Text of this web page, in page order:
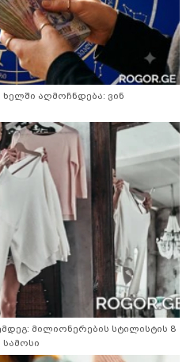
აღმოჩნდება: ვინ
მილიონერების სტილისტის 8